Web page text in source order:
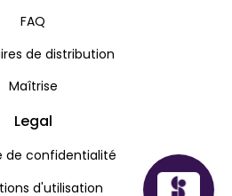
FAQ
de distribution
Maîtrise
Legal
de confidentialité
d'utilisation